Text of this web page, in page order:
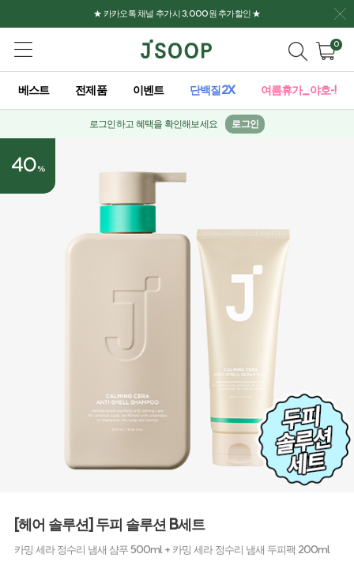
★ 카카오톡 채널 추가시 3,000원 추가할인 ★
0
베스트 전제품 이벤트 단백질2X 여름휴가_야호-!
로그인하고 혜택을 확인해보세요 로그인
40%
[헤어 솔루션] 두피 솔루션 B세트
카밍 세라 정수리 냄새 샴푸 500ml + 카밍 세라 정수리 냄새 두피팩 200ml